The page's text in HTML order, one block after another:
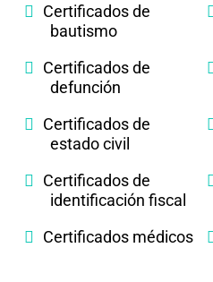
Certificados de
bautismo
Certificados de
defunción
Certificados de
estado civil
Certificados de
identificación fiscal
Certificados médicos